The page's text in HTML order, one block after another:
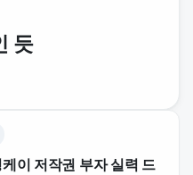
듯
이 저작권 부자 실력 드